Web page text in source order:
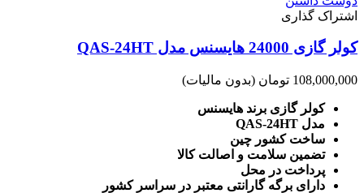
اشتراک گذاری
کولر گازی 24000 هایسنس مدل QAS-24HT
108,000,000 تومان (بدون مالیات)
کولر گازی برند هایسنس
مدل QAS-24HT
ساخت کشور چین
تضمین سلامت و اصالت کالا
پرداخت در محل
دارای برگه گارانتی معتبر در سراسر کشور